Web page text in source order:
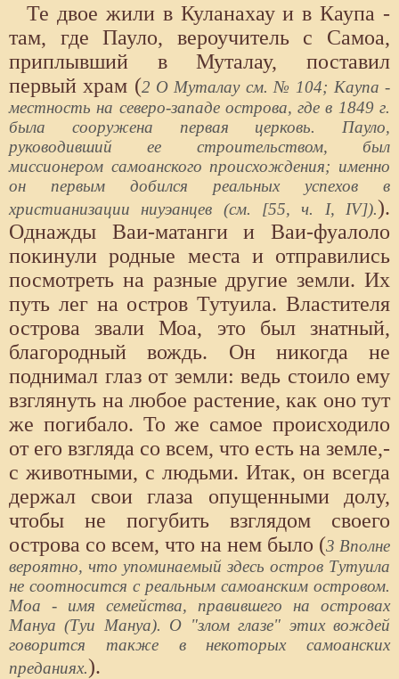
Те двое жили в Куланахау и в Каупа -
там, где Пауло, вероучитель с Самоа,
приплывший в Муталау, поставил
первый храм (2 О Муталау см. № 104; Каупа -
местность на северо-западе острова, где в 1849 г.
была сооружена первая церковь. Пауло,
руководивший ее строительством, был
миссионером самоанского происхождения; именно
он первым добился реальных успехов в
христианизации ниуэанцев (см. [55, ч. I, IV]).).
Однажды Ваи-матанги и Ваи-фуалоло
покинули родные места и отправились
посмотреть на разные другие земли. Их
путь лег на остров Тутуила. Властителя
острова звали Моа, это был знатный,
благородный вождь. Он никогда не
поднимал глаз от земли: ведь стоило ему
взглянуть на любое растение, как оно тут
же погибало. То же самое происходило
от его взгляда со всем, что есть на земле,-
с животными, с людьми. Итак, он всегда
держал свои глаза опущенными долу,
чтобы не погубить взглядом своего
острова со всем, что на нем было (3 Вполне
вероятно, что упоминаемый здесь остров Тутуила
не соотносится с реальным самоанским островом.
Моа - имя семейства, правившего на островах
Мануа (Туи Мануа). О "злом глазе" этих вождей
говорится также в некоторых самоанских
преданиях.).